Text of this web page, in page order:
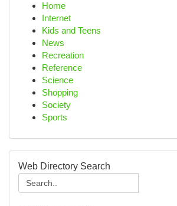
Home
Internet
Kids and Teens
News
Recreation
Reference
Science
Shopping
Society
Sports
Web Directory Search